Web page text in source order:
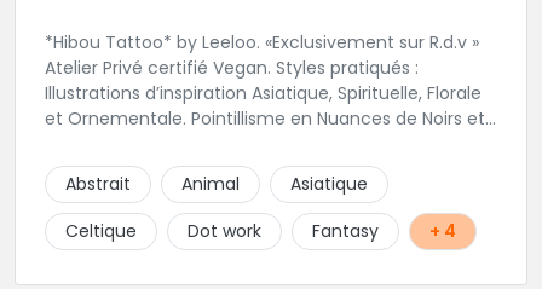
*Hibou Tattoo* by Leeloo. «Exclusivement sur R.d.v »
Atelier Privé certifié Vegan. Styles pratiqués :
Illustrations d’inspiration Asiatique, Spirituelle, Florale
et Ornementale. Pointillisme en Nuances de Noirs et
de l’Atelier :
https://www.facebook.com/HibouTattoos
Abstrait Animal
Asiatique
Celtique
Dot work Fantasy + 4